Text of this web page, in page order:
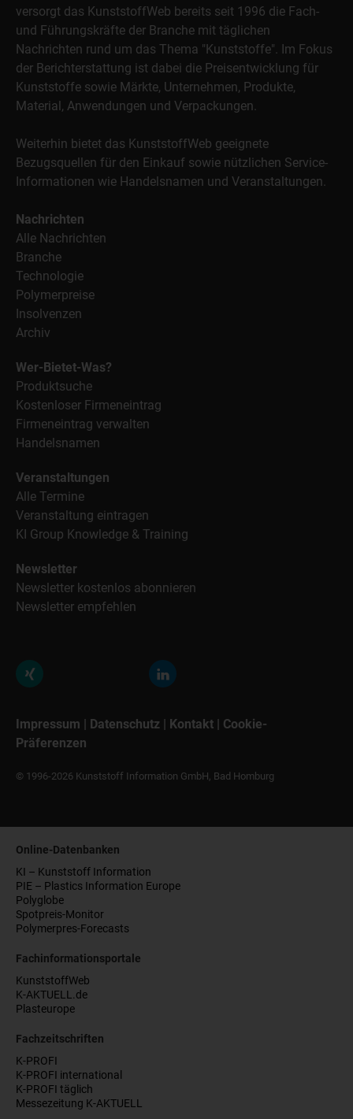
versorgt das KunststoffWeb bereits seit 1996 die Fach-
und Führungskräfte der Branche mit täglichen
Nachrichten rund um das Thema "Kunststoffe". Im Fokus
der Berichterstattung ist dabei die Preisentwicklung für
Kunststoffe sowie Märkte, Unternehmen, Produkte,
Material, Anwendungen und Verpackungen.
Weiterhin bietet das KunststoffWeb geeignete
Bezugsquellen für den Einkauf sowie nützlichen Service-
Informationen wie Handelsnamen und Veranstaltungen.
Nachrichten
Alle Nachrichten
Branche
Technologie
Polymerpreise
Insolvenzen
Archiv
Wer-Bietet-Was?
Produktsuche
Kostenloser Firmeneintrag
Firmeneintrag verwalten
Handelsnamen
Veranstaltungen
Alle Termine
Veranstaltung eintragen
KI Group Knowledge & Training
Newsletter
Newsletter kostenlos abonnieren
Newsletter empfehlen
Impressum | Datenschutz | Kontakt | Cookie-
Präferenzen
© 1996-2026 Kunststoff Information GmbH, Bad Homburg
Online-Datenbanken
KI – Kunststoff Information
PIE – Plastics Information Europe
Polyglobe
Spotpreis-Monitor
Polymerpres-Forecasts
Fachinformationsportale
KunststoffWeb
K-AKTUELL.de
Plasteurope
Fachzeitschriften
K-PROFI
K-PROFI international
K-PROFI täglich
Messezeitung K-AKTUELL